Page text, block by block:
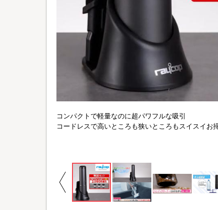
コンパクトで軽量なのに超パワフルな吸引
コードレスで高いところも狭いところもスイスイお